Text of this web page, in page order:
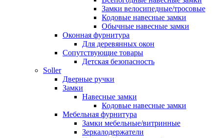
Замки велосипедные/тросовые
Кодовые навесные замки
Обычные навесные замки
Оконная фурнитура
Для деревянных окон
Сопутствующие товары
Детская безопасность
Soller
Дверные ручки
Замки
Навесные замки
Кодовые навесные замки
Мебельная фурнитура
Замки мебельные/витринные
Зеркалодержатели